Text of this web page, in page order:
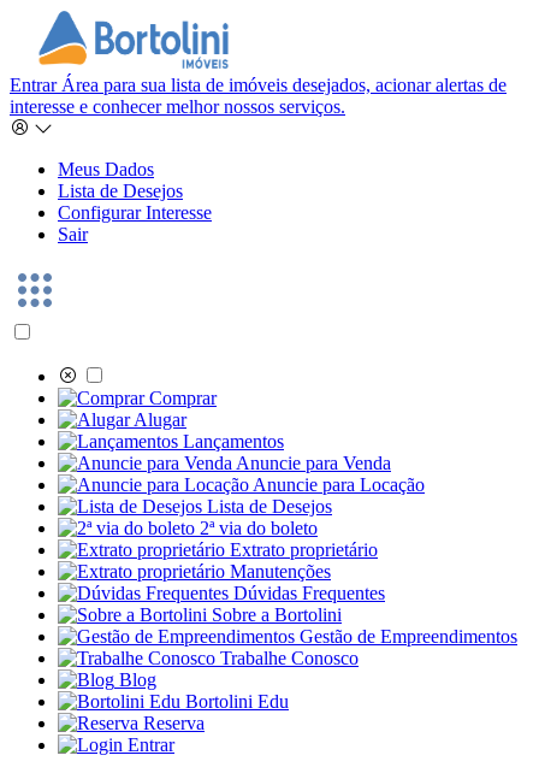
Entrar Área para sua lista de imóveis desejados, acionar alertas de
interesse e conhecer melhor nossos serviços.
Meus Dados
Lista de Desejos
Configurar Interesse
Sair
Comprar
Alugar
Lançamentos
Anuncie para Venda
Anuncie para Locação
Lista de Desejos
2ª via do boleto
Extrato proprietário
Manutenções
Dúvidas Frequentes
Sobre a Bortolini
Gestão de Empreendimentos
Trabalhe Conosco
Blog
Bortolini Edu
Reserva
Entrar